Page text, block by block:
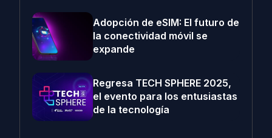
Adopción de eSIM: El futuro de
la conectividad móvil se
expande
Regresa TECH SPHERE 2025,
el evento para los entusiastas
de la tecnología